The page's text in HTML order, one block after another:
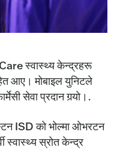
स्वास्थ्य केन्द्रहरू
आए। मोबाइल युनिटले
सेवा प्रदान गर्‍यो।.
ISD को भोल्मा ओभरटन
स्वास्थ्य स्रोत केन्द्र